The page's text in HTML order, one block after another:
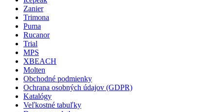
Zanier
Trimona
Puma
Rucanor
Trial
MPS
XBEACH
Molten
Obchodné podmienky
Ochrana osobných údajov (GDPR)
Katalógy
Veľkostné tabuľky